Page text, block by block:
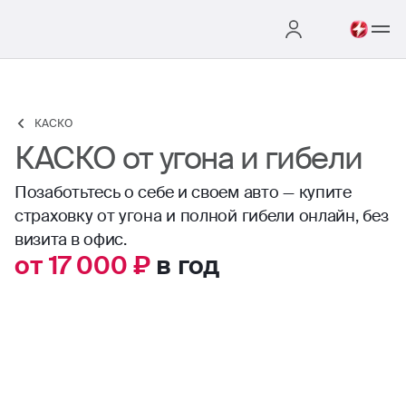
КАСКО
КАСКО от угона и гибели
Позаботьтесь о себе и своем авто — купите
страховку от угона и полной гибели онлайн, без
визита в офис.
от 17 000 ₽в год